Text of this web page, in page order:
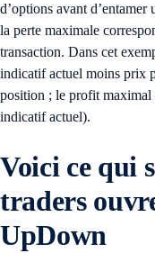
d’options avant
la perte maximale
transaction. Dans cet
indicatif actuel moins prix
position ; le profit
indicatif actuel).
Voici ce qui
traders
UpDown